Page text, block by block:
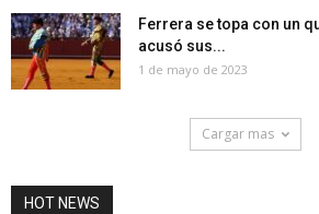
Ferrera se topa con un
acusó sus...
1 de mayo de 2023
Cargar mas
HOT NEWS